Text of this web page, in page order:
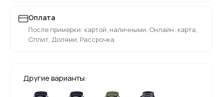
Оплата
После примерки: картой, наличными. Онлайн: карта,
Сплит, Долями, Рассрочка
Другие варианты: